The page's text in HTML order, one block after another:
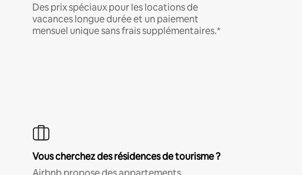
Des prix spéciaux pour les locations de
vacances longue durée et un paiement
mensuel unique sans frais supplémentaires.*
Vous cherchez des résidences de tourisme ?